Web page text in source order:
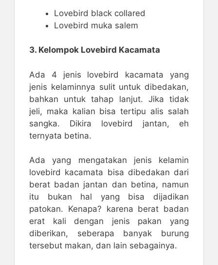
Lovebird black collared
Lovebird muka salem
3. Kelompok Lovebird Kacamata
Ada 4 jenis lovebird kacamata yang
jenis kelaminnya sulit untuk dibedakan,
bahkan untuk tahap lanjut. Jika tidak
jeli, maka kalian bisa tertipu alis salah
sangka. Dikira lovebird jantan, eh
ternyata betina.
Ada yang mengatakan jenis kelamin
lovebird kacamata bisa dibedakan dari
berat badan jantan dan betina, namun
itu bukan hal yang bisa dijadikan
patokan. Kenapa? karena berat badan
erat kali dengan jenis pakan yang
diberikan, seberapa banyak burung
tersebut makan, dan lain sebagainya.